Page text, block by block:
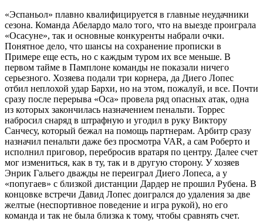
«Эспаньол» плавно квалифицируется в главные неудачники
сезона. Команда Абелардо мало того, что на выезде проиграла
«Осасуне», так и основные конкуренты набрали очки.
Понятное дело, что шансы на сохранение прописки в
Примере еще есть, но с каждым туром их все меньше. В
первом тайме в Памплоне команды не показали ничего
серьезного. Хозяева подали три корнера, да Диего Лопес
отбил неплохой удар Бархи, но на этом, пожалуй, и все. Почти
сразу после перерыва «Оса» провела ряд опасных атак, одна
из которых закончилась назначением пенальти. Торрес
набросил снаряд в штрафную и угодил в руку Виктору
Санчесу, который бежал на помощь партнерам. Арбитр сразу
назначил пенальти даже без просмотра VAR, а сам Роберто и
исполнил приговор, перебросив вратаря по центру. Далее счет
мог измениться, как в ту, так и в другую сторону. У хозяев
Энрик Гальего дважды не переиграл Диего Лопеса, а у
«попугаев» с близкой дистанции Дардер не прошил Рубена. В
концовке встречи Давид Лопес доигрался до удаления за две
желтые (неспортивное поведение и игра рукой), но его
команда и так не была близка к тому, чтобы сравнять счет.